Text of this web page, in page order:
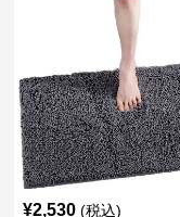
¥2,530 (税込)